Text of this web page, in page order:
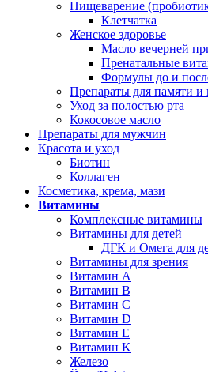
Пищеварение
Клетчатка
Женское здоровье
Масло вечерней
Пренатальные
Формулы до и
Препараты для памяти
Уход за полостью рта
Кокосовое масло
Препараты для мужчин
Красота и уход
Биотин
Коллаген
Косметика, крема, мази
Витамины
Комплексные витамины
Витамины для детей
ДГК и Омега для
Витамины для зрения
Витамин А
Витамин В
Витамин C
Витамин D
Витамин Е
Витамин K
Железо